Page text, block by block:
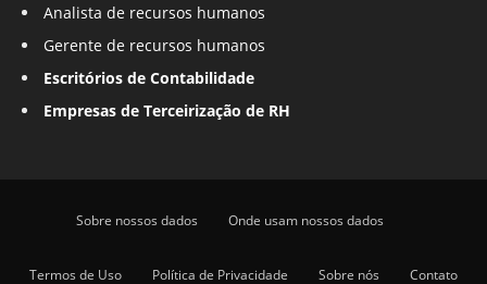
Analista de recursos humanos
Gerente de recursos humanos
Escritórios de Contabilidade
Empresas de Terceirização de RH
Sobre nossos dados Onde usam nossos dados
Termos de Uso Política de Privacidade Sobre nós Contato